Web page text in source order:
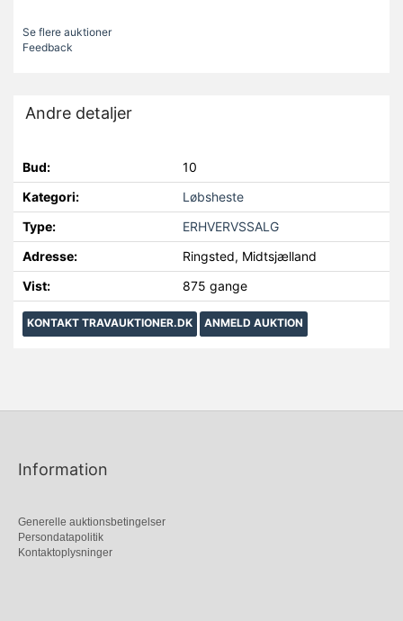
Se flere auktioner
Feedback
Andre detaljer
Bud:
10
Kategori:
Løbsheste
Type:
ERHVERVSSALG
Adresse:
Ringsted, Midtsjælland
Vist:
875 gange
KONTAKT TRAVAUKTIONER.DK ANMELD AUKTION
Information
Generelle auktionsbetingelser
Persondatapolitik
Kontaktoplysninger